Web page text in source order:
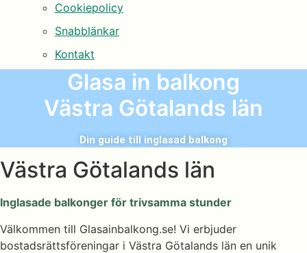
Cookiepolicy
Snabblänkar
Kontakt
Glasa in balkong
Västra Götalands län
Din guide till inglasad balkong
Västra Götalands län
Inglasade balkonger för trivsamma stunder
Välkommen till Glasainbalkong.se! Vi erbjuder
bostadsrättsföreningar i Västra Götalands län en unik